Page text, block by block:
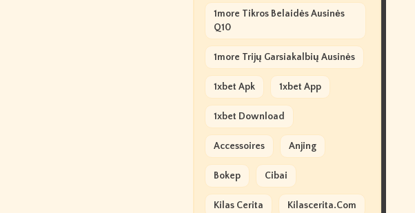
1more Tikros Belaidės Ausinės
Q10
1more Trijų Garsiakalbių Ausinės
1xbet Apk 1xbet App
1xbet Download
Accessoires Anjing
Bokep Cibai
Kilas Cerita Kilascerita.com